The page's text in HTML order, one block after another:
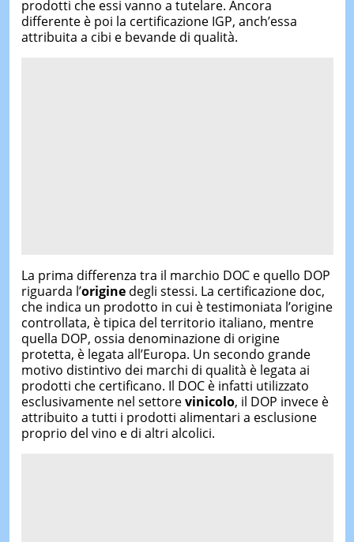
prodotti che essi vanno a tutelare. Ancora
differente è poi la certificazione IGP, anch’essa
attribuita a cibi e bevande di qualità.
La prima differenza tra il marchio DOC e quello DOP
riguarda l’originedegli stessi. La certificazione doc,
che indica un prodotto in cui è testimoniata l’origine
controllata, è tipica del territorio italiano, mentre
quella DOP, ossia denominazione di origine
protetta, è legata all’Europa. Un secondo grande
motivo distintivo dei marchi di qualità è legata ai
prodotti che certificano. Il DOC è infatti utilizzato
esclusivamente nel settorevinicolo, il DOP invece è
attribuito a tutti i prodotti alimentari a esclusione
proprio del vino e di altri alcolici.